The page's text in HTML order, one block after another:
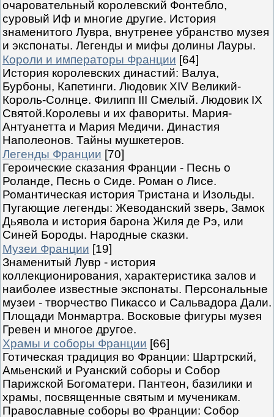
очаровательный королевский Фонтебло,
суровый Иф и многие другие. История
знаменитого Лувра, внутренее убранство музея
и экспонаты. Легенды и мифы долины Лауры.
Короли и императоры Франции [64]
История королевских династий: Валуа,
Бурбоны, Капетинги. Людовик XIV Великий-
Король-Солнце. Филипп III Смелый. Людовик IX
Святой.Королевы и их фавориты. Мария-
Антуанетта и Мария Медичи. Династия
Наполеонов. Тайны мушкетеров.
Легенды Франции [70]
Героические сказания Франции - Песнь о
Роланде, Песнь о Сиде. Роман о Лисе.
Романтическая история Тристана и Изольды.
Пугающие легенды: Жеводанский зверь, Замок
Дьявола и история барона Жиля де Рэ, или
Синей Бороды. Народные сказки.
Музеи Франции [19]
Знаменитый Лувр - история
коллекционирования, характеристика залов и
наиболее известные экспонаты. Персональные
музеи - творчество Пикассо и Сальвадора Дали.
Площади Монмартра. Восковые фигуры музея
Гревен и многое другое.
Храмы и соборы Франции [66]
Готическая традиция во Франции: Шартрский,
Амьенский и Руанский соборы и Собор
Парижской Богоматери. Пантеон, базилики и
храмы, посвященные святым и мученикам.
Православные соборы во Франции: Собор